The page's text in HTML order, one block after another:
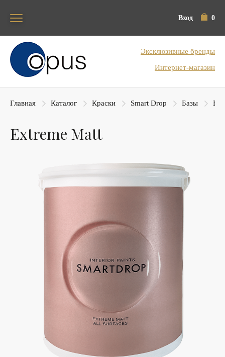
Вход 0
Блок поиска
Эксклюзивные бренды
Интернет-магазин
Главная Каталог Краски Smart Drop Базы
Extreme Matt